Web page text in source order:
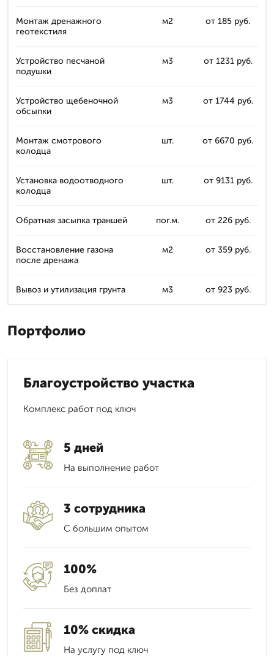
Монтаж дренажного
геотекстиля
м2 от 185 руб.
Устройство песчаной
подушки
м3 от 1231 руб.
Устройство щебеночной
обсыпки
м3 от 1744 руб.
Монтаж смотрового
колодца
шт. от 6670 руб.
Установка водоотводного
колодца
шт. от 9131 руб.
Обратная засыпка траншей пог.м. от 226 руб.
Восстановление газона
после дренажа
м2 от 359 руб.
Вывоз и утилизация грунта м3 от 923 руб.
Портфолио
Благоустройство участка
Комплекс работ под ключ
5 дней
На выполнение работ
3 сотрудника
С большим опытом
100%
Без доплат
10% скидка
На услугу под ключ